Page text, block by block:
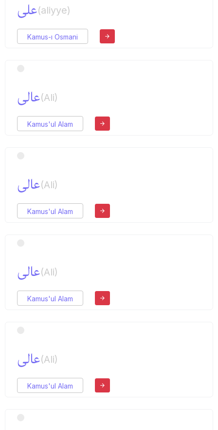
علی(aliyye)
Kamus-ı Osmani
عالی(Ali)
Kamus'ul Alam
عالی(Ali)
Kamus'ul Alam
عالی(Ali)
Kamus'ul Alam
عالی(Ali)
Kamus'ul Alam